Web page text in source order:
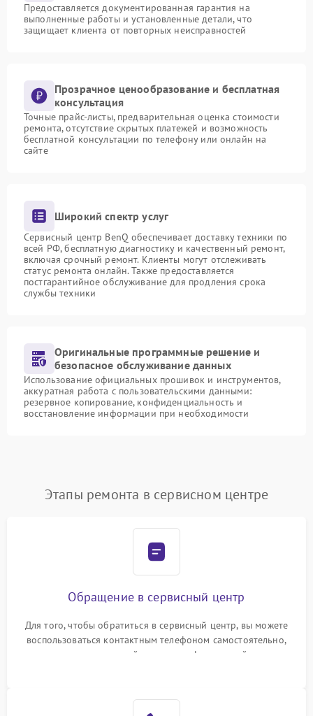
Предоставляется документированная гарантия на
выполненные работы и установленные детали, что
защищает клиента от повторных неисправностей
Прозрачное ценообразование и бесплатная
консультация
Точные прайс-листы, предварительная оценка стоимости
ремонта, отсутствие скрытых платежей и возможность
бесплатной консультации по телефону или онлайн на
сайте
Широкий спектр услуг
Сервисный центр BenQ обеспечивает доставку техники по
всей РФ, бесплатную диагностику и качественный ремонт,
включая срочный ремонт. Клиенты могут отслеживать
статус ремонта онлайн. Также предоставляется
постгарантийное обслуживание для продления срока
службы техники
Оригинальные программные решение и
безопасное обслуживание данных
Использование официальных прошивок и инструментов,
аккуратная работа с пользовательскими данными:
резервное копирование, конфиденциальность и
восстановление информации при необходимости
Этапы ремонта в сервисном центре
Обращение в сервисный центр
Для того, чтобы обратиться в сервисный центр, вы можете
воспользоваться контактным телефоном самостоятельно,
или оставить свой номер телефона на сайте